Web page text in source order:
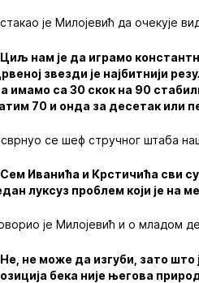
је Милојевић да очекује
нам је да играмо
звезди је најбитнији
имамо са 30 скок на 90
70 и онда за десетак или
се шеф стручног штаба
Иванића и Крстичића сви
луксуз проблем који је на
је Милојевић и о младом
не може да изгуби, зато што
бека није његова